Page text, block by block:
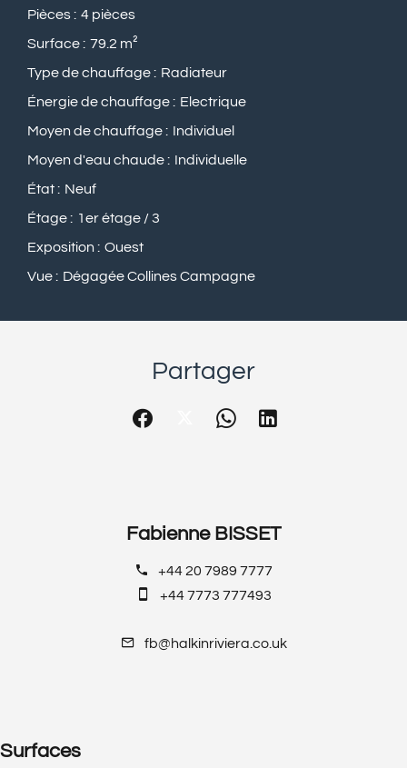
Pièces
4 pièces
Surface
79.2 m²
Type de chauffage
Radiateur
Énergie de chauffage
Electrique
Moyen de chauffage
Individuel
Moyen d'eau chaude
Individuelle
État
Neuf
Étage
1er étage / 3
Exposition
Ouest
Vue
Dégagée Collines Campagne
Partager
Fabienne BISSET
+44 20 7989 7777
+44 7773 777493
fb@halkinriviera.co.uk
Surfaces